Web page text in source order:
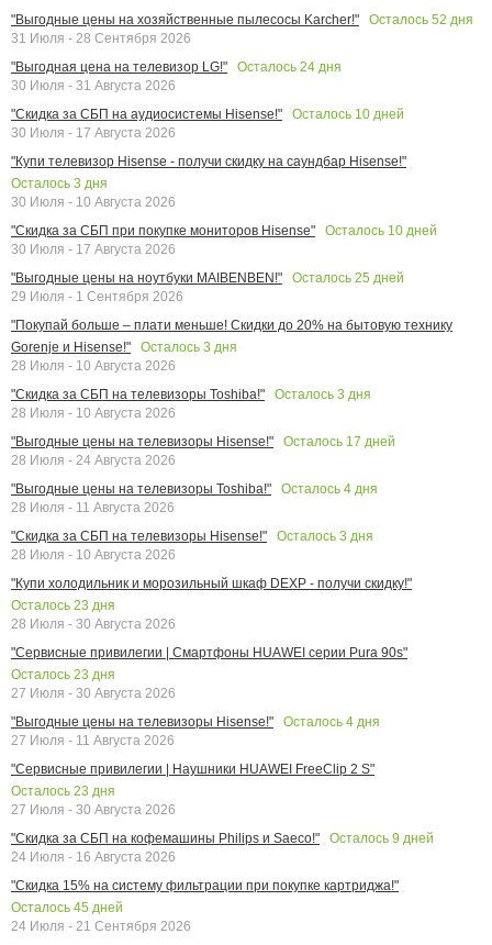
"Выгодные цены на хозяйственные пылесосы Karcher!"
Осталось 52 дня
31 Июля - 28 Сентября 2026
"Выгодная цена на телевизор LG!"
Осталось 24 дня
30 Июля - 31 Августа 2026
"Скидка за СБП на аудиосистемы Hisense!"
Осталось 10 дней
30 Июля - 17 Августа 2026
"Купи телевизор Hisense - получи скидку на саундбар Hisense!"
Осталось 3 дня
30 Июля - 10 Августа 2026
"Скидка за СБП при покупке мониторов Hisense"
Осталось 10 дней
30 Июля - 17 Августа 2026
"Выгодные цены на ноутбуки MAIBENBEN!"
Осталось 25 дней
29 Июля - 1 Сентября 2026
"Покупай больше – плати меньше! Скидки до 20% на бытовую технику
Gorenje и Hisense!"
Осталось 3 дня
28 Июля - 10 Августа 2026
"Скидка за СБП на телевизоры Toshiba!"
Осталось 3 дня
28 Июля - 10 Августа 2026
"Выгодные цены на телевизоры Hisense!"
Осталось 17 дней
28 Июля - 24 Августа 2026
"Выгодные цены на телевизоры Toshiba!"
Осталось 4 дня
28 Июля - 11 Августа 2026
"Скидка за СБП на телевизоры Hisense!"
Осталось 3 дня
28 Июля - 10 Августа 2026
"Купи холодильник и морозильный шкаф DEXP - получи скидку!"
Осталось 23 дня
28 Июля - 30 Августа 2026
"Сервисные привилегии | Смартфоны HUAWEI серии Pura 90s"
Осталось 23 дня
27 Июля - 30 Августа 2026
"Выгодные цены на телевизоры Hisense!"
Осталось 4 дня
27 Июля - 11 Августа 2026
"Сервисные привилегии | Наушники HUAWEI FreeClip 2 S"
Осталось 23 дня
27 Июля - 30 Августа 2026
"Скидка за СБП на кофемашины Philips и Saeco!"
Осталось 9 дней
24 Июля - 16 Августа 2026
"Скидка 15% на систему фильтрации при покупке картриджа!"
Осталось 45 дней
24 Июля - 21 Сентября 2026